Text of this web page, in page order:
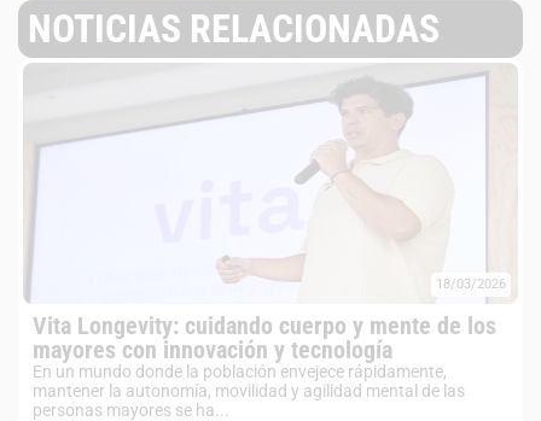
NOTICIAS RELACIONADAS
18/03/2026
Vita Longevity: cuidando cuerpo y mente de los
mayores con innovación y tecnología
En un mundo donde la población envejece rápidamente,
mantener la autonomía, movilidad y agilidad mental de las
personas mayores se ha...